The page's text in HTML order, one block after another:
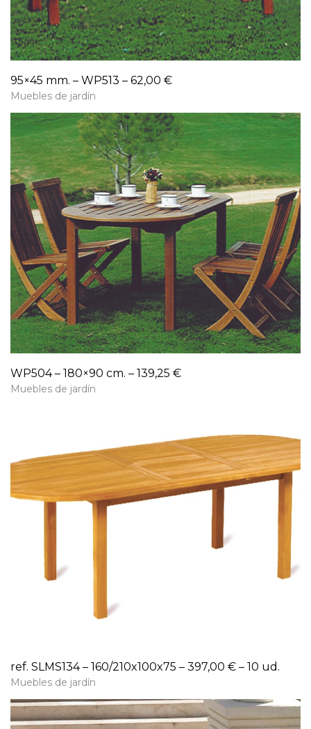
95×45 mm. – WP513 – 62,00 €
Muebles de jardín
WP504 – 180×90 cm. – 139,25 €
Muebles de jardín
ref. SLMS134 – 160/210x100x75 – 397,00 € – 10 ud.
Muebles de jardín